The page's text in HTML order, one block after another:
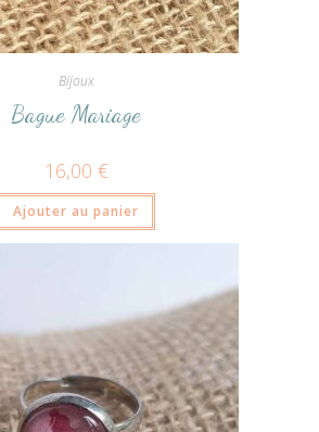
Bijoux
Bague Mariage
16,00 €
Ajouter au panier